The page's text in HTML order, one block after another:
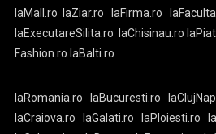
laMall.ro
laZiar.ro laFirma.ro
laExecutareSilita.ro
laChisinau.ro
Fashion.ro laBalti.ro
laRomania.ro laBucuresti.ro
laCraiova.ro
laGalati.ro laPloiesti.ro